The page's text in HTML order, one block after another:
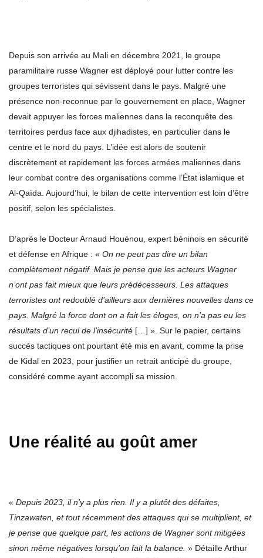
Depuis son arrivée au Mali en décembre 2021, le groupe
paramilitaire russe Wagner est déployé pour lutter contre les
groupes terroristes qui sévissent dans le pays. Malgré une
présence non-reconnue par le gouvernement en place, Wagner
devait appuyer les forces maliennes dans la reconquête des
territoires perdus face aux djihadistes, en particulier dans le
centre et le nord du pays. L’idée est alors de soutenir
discrètement et rapidement les forces armées maliennes dans
leur combat contre des organisations comme l’État islamique et
Al-Qaïda. Aujourd’hui, le bilan de cette intervention est loin d’être
positif, selon les spécialistes.
D’après le Docteur Arnaud Houénou, expert béninois en sécurité
et défense en Afrique : « On ne peut pas dire un bilan
complètement négatif. Mais je pense que les acteurs Wagner
n’ont pas fait mieux que leurs prédécesseurs. Les attaques
terroristes ont redoublé d’ailleurs aux dernières nouvelles dans ce
pays. Malgré la force dont on a fait les éloges, on n’a pas eu les
résultats d’un recul de l’insécurité […] ». Sur le papier, certains
succès tactiques ont pourtant été mis en avant, comme la prise
de Kidal en 2023, pour justifier un retrait anticipé du groupe,
considéré comme ayant accompli sa mission.
Une réalité au goût amer
« Depuis 2023, il n’y a plus rien. Il y a plutôt des défaites,
Tinzawaten, et tout récemment des attaques qui se multiplient, et
je pense que quelque part, les actions de Wagner sont mitigées
sinon même négatives lorsqu’on fait la balance. » Détaille Arthur